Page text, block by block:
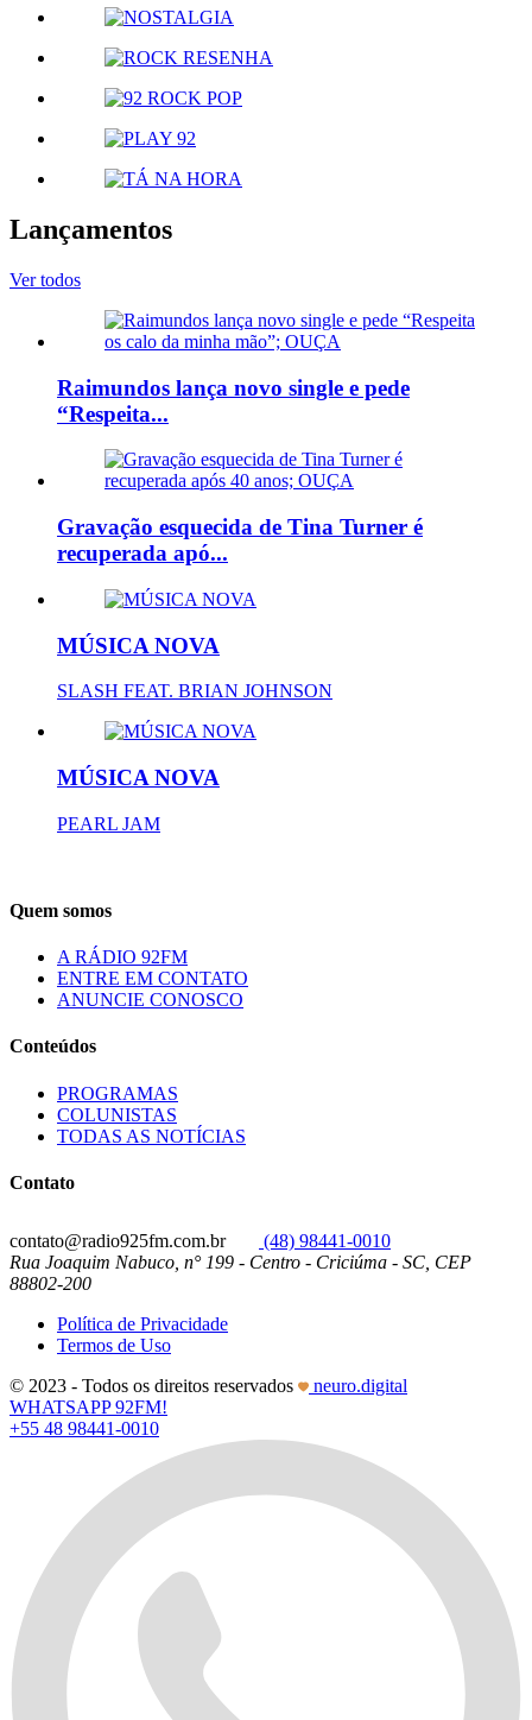
Lançamentos
Ver todos
Raimundos lança novo single e pede
“Respeita...
Gravação esquecida de Tina Turner é
recuperada apó...
MÚSICA NOVA
SLASH FEAT. BRIAN JOHNSON
MÚSICA NOVA
PEARL JAM
Quem somos
A RÁDIO 92FM
ENTRE EM CONTATO
ANUNCIE CONOSCO
Conteúdos
PROGRAMAS
COLUNISTAS
TODAS AS NOTÍCIAS
Contato
contato@radio925fm.com.br
(48) 98441-0010
Rua Joaquim Nabuco, n° 199 - Centro - Criciúma - SC, CEP
88802-200
Política de Privacidade
Termos de Uso
© 2023 - Todos os direitos reservados
neuro.digital
WHATSAPP 92FM!
+55 48 98441-0010